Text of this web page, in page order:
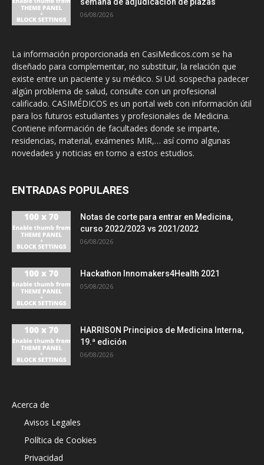
06/08/2026
La información proporcionada en CasiMedicos.com se ha
diseñado para complementar, no substituir, la relación que
existe entre un paciente y su médico. Si Ud. sospecha padecer
algún problema de salud, consulte con un profesional
calificado. CASIMÉDICOS es un portal web con información útil
para los futuros estudiantes y profesionales de Medicina.
Contiene información de facultades donde se imparte,
residencias, material, exámenes MIR,… así como algunas
novedades y noticias en torno a estos estudios.
ENTRADAS POPULARES
Notas de corte para entrar en Medicina,
curso 2022/2023 vs 2021/2022
06/08/2026
Hackathon Innomakers4Health 2021
05/08/2026
HARRISON Principios de Medicina Interna,
19.ª edición
06/08/2026
Acerca de
Avisos Legales
Política de Cookies
Privacidad